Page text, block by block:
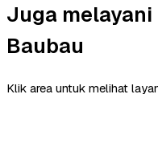
Juga
Baubau
Klik area untuk melihat